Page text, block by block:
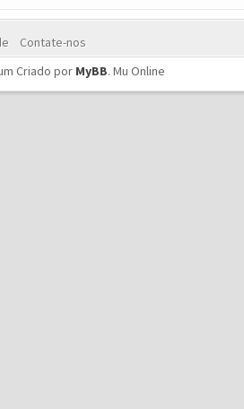
Contate-nos
Criado por MyBB. Mu Online